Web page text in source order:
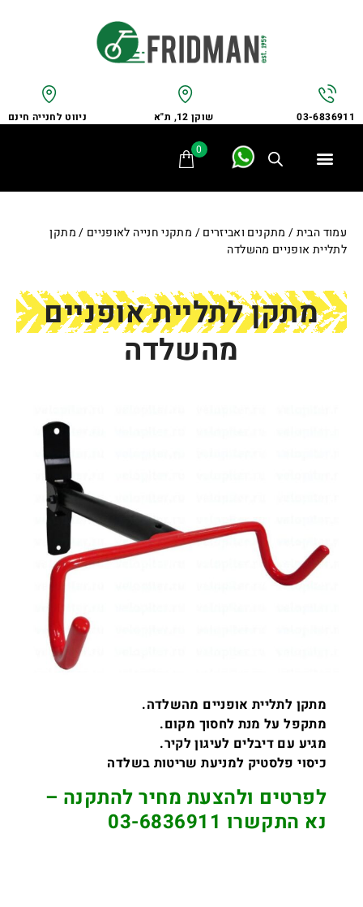
03-6836911 שוקן 12, ת"א ניווט לחנייה חינם
0
עמוד הבית/ מתקנים ואביזרים/ מתקני חנייה לאופניים / מתקן
לתליית אופניים מהשלדה
מתקן לתליית אופניים
מהשלדה
מתקן לתליית אופניים מהשלדה.
מתקפל על מנת לחסוך מקום.
מגיע עם דיבלים לעיגון לקיר.
כיסוי פלסטיק למניעת שריטות בשלדה
לפרטים ולהצעת מחיר להתקנה –
נא התקשרו 03-6836911